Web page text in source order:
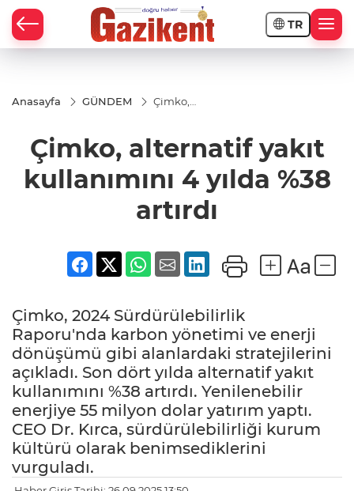
TR
Anasayfa GÜNDEM
Çimko,
kullanımını
4 yılda %38
Çimko, alternatif yakıt
kullanımını 4 yılda %38
artırdı
Çimko, 2024 Sürdürülebilirlik
Raporu'nda karbon yönetimi ve enerji
dönüşümü gibi alanlardaki stratejilerini
açıkladı. Son dört yılda alternatif yakıt
kullanımını %38 artırdı. Yenilenebilir
enerjiye 55 milyon dolar yatırım yaptı.
CEO Dr. Kırca, sürdürülebilirliği kurum
kültürü olarak benimsediklerini
vurguladı.